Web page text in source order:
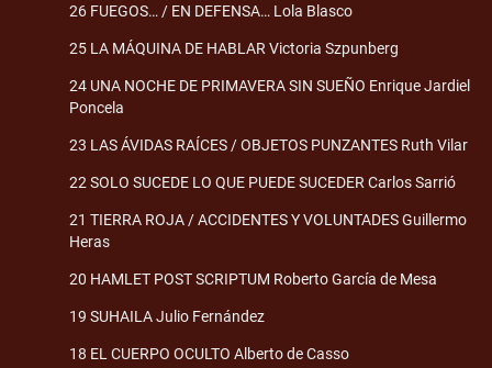
26 FUEGOS… / EN DEFENSA… Lola Blasco
25 LA MÁQUINA DE HABLAR Victoria Szpunberg
24 UNA NOCHE DE PRIMAVERA SIN SUEÑO Enrique Jardiel
Poncela
23 LAS ÁVIDAS RAÍCES / OBJETOS PUNZANTES Ruth Vilar
22 SOLO SUCEDE LO QUE PUEDE SUCEDER Carlos Sarrió
21 TIERRA ROJA / ACCIDENTES Y VOLUNTADES Guillermo
Heras
20 HAMLET POST SCRIPTUM Roberto García de Mesa
19 SUHAILA Julio Fernández
18 EL CUERPO OCULTO Alberto de Casso